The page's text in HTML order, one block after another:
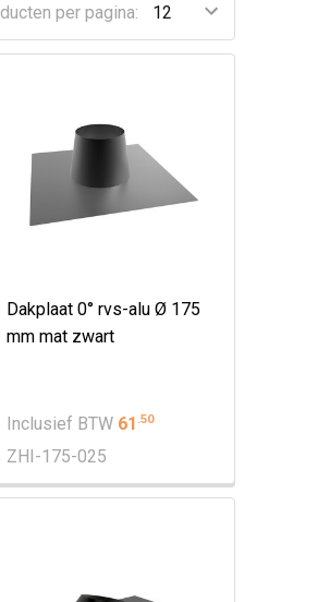
per pagina:
Dakplaat 0° rvs-alu Ø 175
mm mat zwart
Inclusief BTW 61 .50
ZHI-175-025